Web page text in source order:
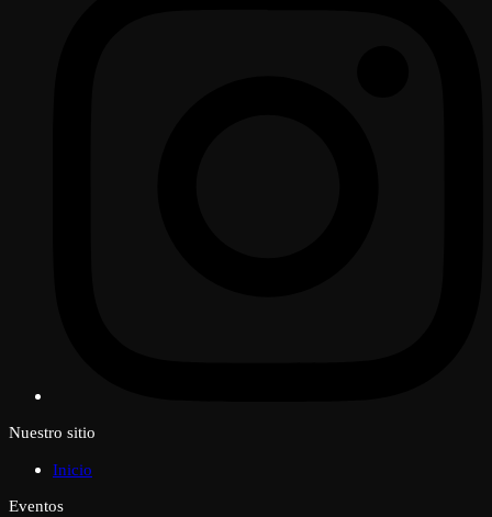
Nuestro sitio
Inicio
Eventos